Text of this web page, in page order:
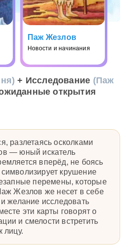
Паж Жезлов
Новости и начинания
+ Исследование (Паж
открытия
разлетаясь осколками
— юный искатель
вперёд, не боясь
крушение
перемены, которые
Жезлов же несет в себе
желание исследовать
эти карты говорят о
и смелости встретить
лицу.